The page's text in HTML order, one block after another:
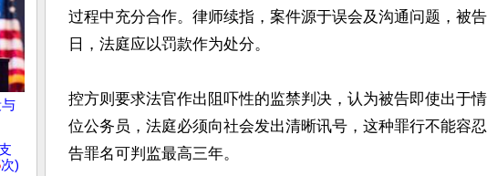
次)
过程中充分合作。律师续指，案件源于误会及沟通问题，被
日，法庭应以罚款作为处分。
控方则要求法官作出阻吓性的监禁判决，认为被告即使出于
位公务员，法庭必须向社会发出清晰讯号，这种罪行不能容
告罪名可判监最高三年。